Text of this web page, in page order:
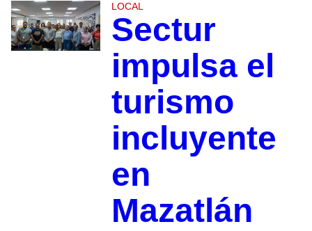
LOCAL
Sectur
impulsa el
turismo
incluyente
en
Mazatlán